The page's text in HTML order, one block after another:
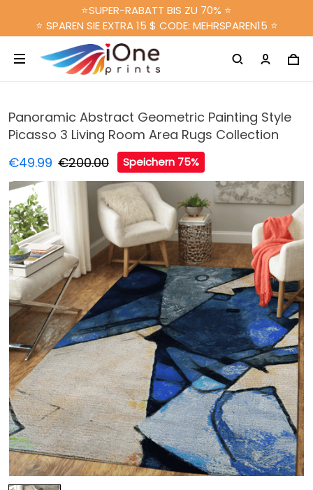
⭐SUPER-RABATT BIS ZU 70% ⭐
⭐ SPAREN SIE EXTRA 15 $ CODE: MEHRSPAREN15 ⭐
Panoramic Abstract Geometric Painting Style
Picasso 3 Living Room Area Rugs Collection
€49.99 €200.00 Speichern 75%